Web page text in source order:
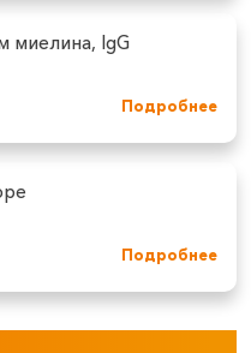
миелина, IgG
Подробнее
Подробнее